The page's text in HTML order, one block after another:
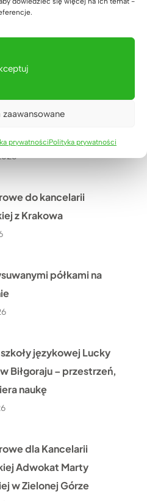
zaawansowane
prywatnościPolityka prywatności
dla Pana Rafała z
poczekalnia dla
Lucky Academy
do kancelarii
z Krakowa
półkami na
językowej Lucky
Biłgoraju – przestrzeń,
naukę
dla Kancelarii
Adwokat Marty
w Zielonej Górze